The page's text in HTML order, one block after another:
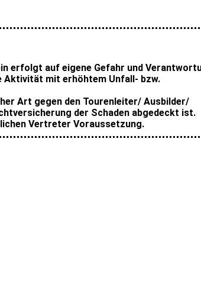
erfolgt auf eigene Gefahr und
Aktivität mit erhöhtem Unfall- bzw.
Art gegen den Tourenleiter/ Ausbilder/
der Schaden abgedeckt ist.
Vertreter Voraussetzung.